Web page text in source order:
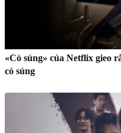
«Cò súng» của Netflix gieo
có súng